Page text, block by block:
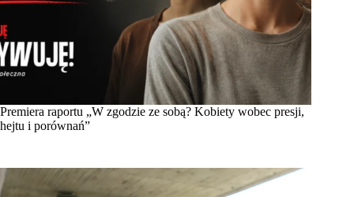
Premiera raportu „W zgodzie ze sobą? Kobiety wobec presji,
hejtu i porównań”